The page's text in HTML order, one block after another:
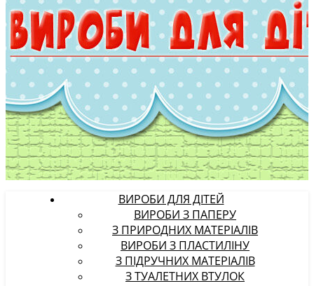
ВИРОБИ ДЛЯ ДІТЕЙ
ВИРОБИ З ПАПЕРУ
З ПРИРОДНИХ МАТЕРІАЛІВ
ВИРОБИ З ПЛАСТИЛІНУ
З ПІДРУЧНИХ МАТЕРІАЛІВ
З ТУАЛЕТНИХ ВТУЛОК